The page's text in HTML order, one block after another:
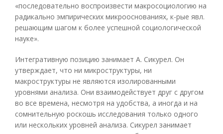
«последовательно воспроизвести макросоциологию на
радикально эмпирических микрооснованиях, к-рые явл.
решающим шагом к более успешной социологической
науке».
Интегративную позицию занимает А. Сикурел. Он
утверждает, что ни микроструктуры, ни
макроструктуры не являются изолированными
уровнями анализа. Они взаимодействует друг с другом
во все времена, несмотря на удобства, а иногда и на
сомнительную роскошь исследования только одного
или нескольких уровней анализа. Сикурел занимает